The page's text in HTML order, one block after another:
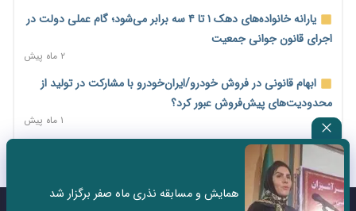
فهرست کالاهای فولادی و فلزات مشمول بازگشت ۱۰۰ درصد ارز
صادراتی ابلاغ شد
۲ روز پیش
مرحله سیزدهم کالابرگ در سایه تورم؛ قدرت خرید یارانه یک‌میلیونی
بیش از پیش آب رفت
۲ روز پیش
۱۴ مرداد؛ اولین «روز ملی کارفرما» در تقویم رسمی ایران/«روز ملی
کارفرما» چگونه به تقویم رسمی کشور رسید؟
یارانه خانواده‌های دهک ۱ تا ۴ سه برابر می‌شود؛ گام عملی دولت در
اجرای قانون جوانی جمعیت
۲ ماه پیش
ابهام قانونی در فروش خودرو/ایران‌خودرو با مشارکت در تولید از
محدودیت‌های پیش‌فروش عبور کرد؟
۱ ماه پیش
ثبت نادرست عنوان شغلی، کارگر و کارفرما را با جریمه و شکایت
روبه‌رو می‌کند
همایش و مسابقه نذری ماه صفر برگزار شد